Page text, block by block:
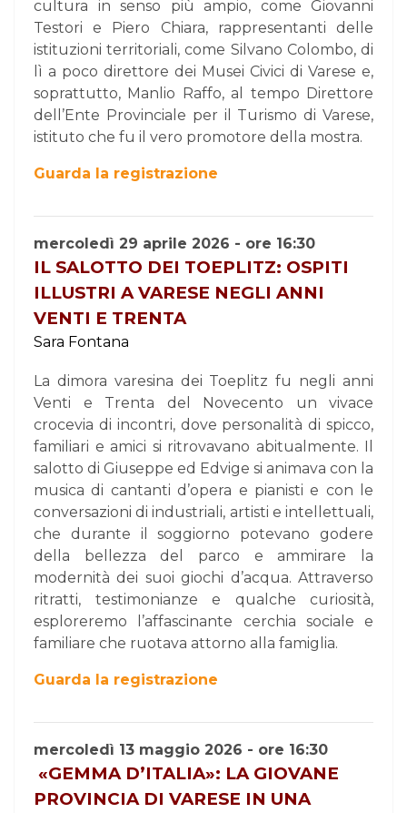
cultura in senso più ampio, come Giovanni
Testori e Piero Chiara, rappresentanti delle
istituzioni territoriali, come Silvano Colombo, di
lì a poco direttore dei Musei Civici di Varese e,
soprattutto, Manlio Raffo, al tempo Direttore
dell’Ente Provinciale per il Turismo di Varese,
istituto che fu il vero promotore della mostra.
Guarda la registrazione
mercoledì 29 aprile 2026 - ore 16:30
IL SALOTTO DEI TOEPLITZ: OSPITI
ILLUSTRI A VARESE NEGLI ANNI
VENTI E TRENTA
Sara Fontana
La dimora varesina dei Toeplitz fu negli anni
Venti e Trenta del Novecento un vivace
crocevia di incontri, dove personalità di spicco,
familiari e amici si ritrovavano abitualmente. Il
salotto di Giuseppe ed Edvige si animava con la
musica di cantanti d’opera e pianisti e con le
conversazioni di industriali, artisti e intellettuali,
che durante il soggiorno potevano godere
della bellezza del parco e ammirare la
modernità dei suoi giochi d’acqua. Attraverso
ritratti, testimonianze e qualche curiosità,
esploreremo l’affascinante cerchia sociale e
familiare che ruotava attorno alla famiglia.
Guarda la registrazione
mercoledì 13 maggio 2026 - ore 16:30
«GEMMAD’ITALIA»: LA GIOVANE
PROVINCIA DI VARESE IN UNA